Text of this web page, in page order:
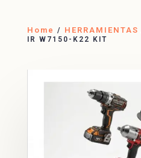
Home / HERRAMIENTAS
IR W7150-K22 KIT